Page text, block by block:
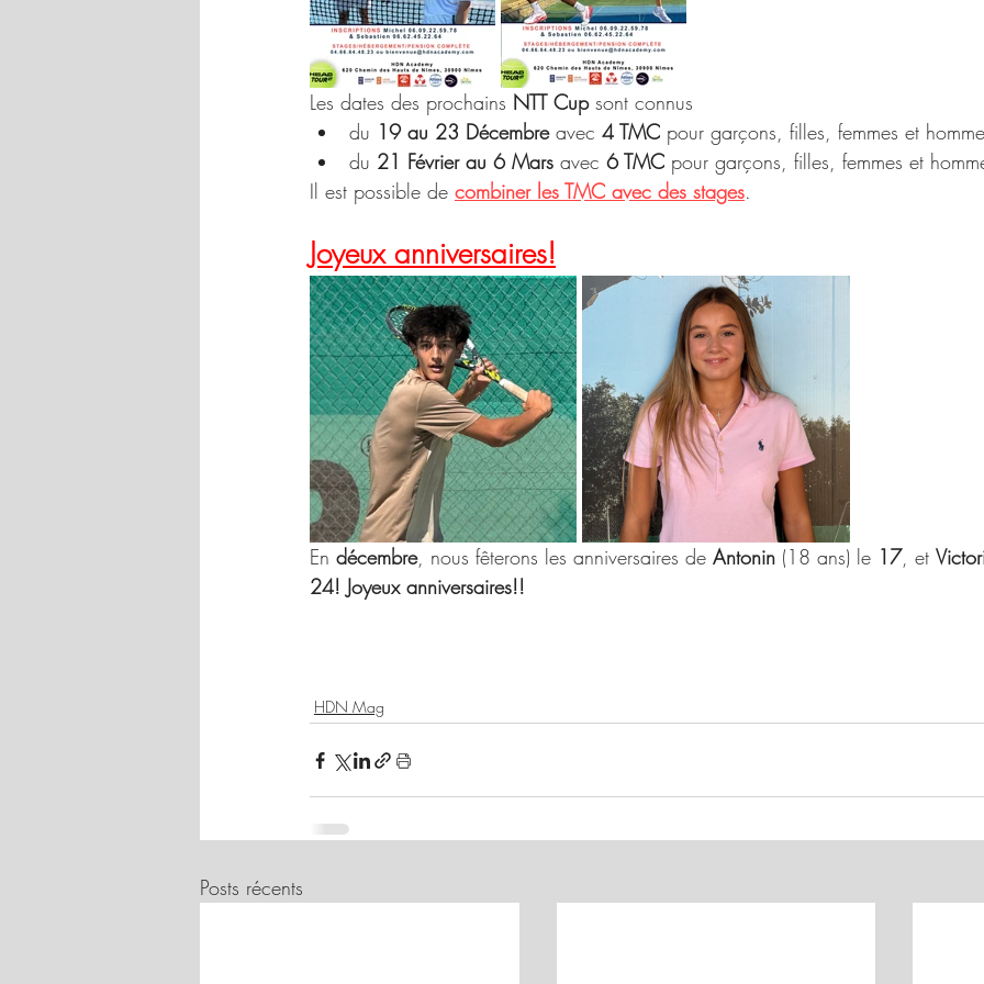
Les dates des prochains NTT Cup sont connus
du 19 au 23 Décembre avec 4 TMC pour garçons, filles, femmes et
du 21 Février au 6 Mars avec 6 TMC pour garçons, filles, femmes et
Il est possible de combiner les TMC avec des stages.
Joyeux anniversaires!
En décembre, nous fêterons les anniversaires de Antonin (18 ans) le 17, et
24! Joyeux anniversaires!!
HDN Mag
Posts récents